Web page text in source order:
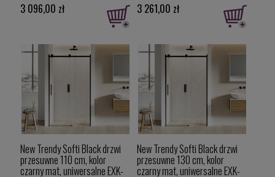
3 096,00 zł 3 261,00 zł
New Trendy Softi Black drzwi
przesuwne 110 cm, kolor
czarny mat, uniwersalne EXK-
New Trendy Softi Black drzwi
przesuwne 130 cm, kolor
czarny mat, uniwersalne EXK-